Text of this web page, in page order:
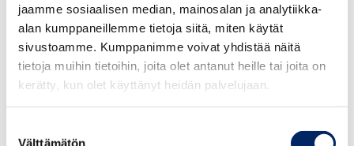
jaamme sosiaalisen median, mainosalan ja analytiikka-
alan kumppaneillemme tietoja siitä, miten käytät
sivustoamme. Kumppanimme voivat yhdistää näitä
tietoja muihin tietoihin, joita olet antanut heille tai joita on
kerätty, kun olet käyttänyt heidän palvelujaan.
Välttämätön
kustantaa, välittää, toimittaa tai jakelee markkinointia, on
noudatettava asianmukaista huolellisuutta omassa
toiminnassaan.
ICC:n markkinoinnin perussääntöjen 26 artiklan mukaan